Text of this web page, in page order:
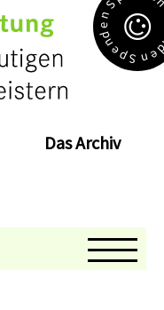
Das Archiv
S
p
e
n
d
e
n
S
e
n